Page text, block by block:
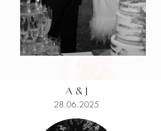
A & J
28.06.2025